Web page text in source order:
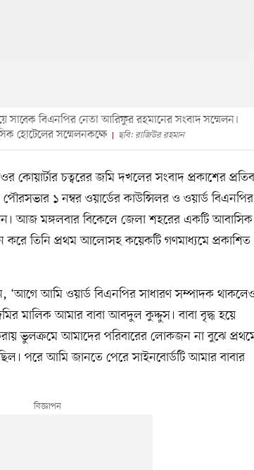
সাবেক বিএনপির নেতা আরিফুর রহমানের সংবাদ সম্মেলন।
হোটেলের সম্মেলনকক্ষে
ছবি: রাজিউর রহমান
চত্বরের জমি দখলের সংবাদ প্রকাশের
১ নম্বর ওয়ার্ডের কাউন্সিলর ও ওয়ার্ড বিএনপির
আজ মঙ্গলবার বিকেলে জেলা শহরের একটি আবাসিক
করে তিনি প্রথম আলোসহ কয়েকটি গণমাধ্যমে প্রকাশিত
‘আগে আমি ওয়ার্ড বিএনপির সাধারণ সম্পাদক
মালিক আমার বাবা আবদুল কুদ্দুস। বাবা বৃদ্ধ হয়ে
ভুলক্রমে আমাদের পরিবারের লোকজন না বুঝে
পরে আমি জানতে পেরে সাইনবোর্ডটি আমার বাবার